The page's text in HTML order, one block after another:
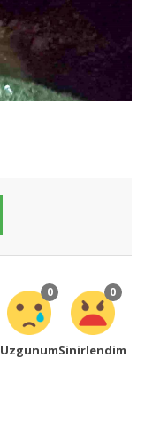
0
Uzgunum
0
Sinirlendim